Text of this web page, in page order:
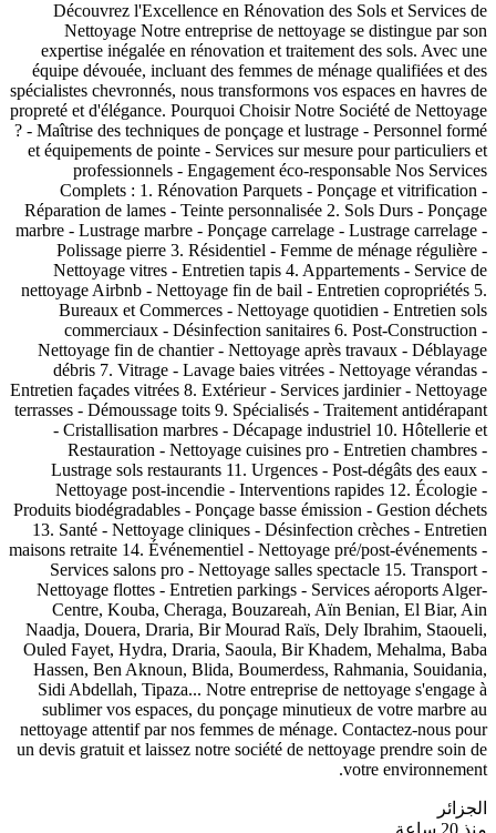
Découvrez l'Excellence en Rénovation des Sols et Services de
Nettoyage Notre entreprise de nettoyage se distingue par son
expertise inégalée en rénovation et traitement des sols. Avec une
équipe dévouée, incluant des femmes de ménage qualifiées et des
spécialistes chevronnés, nous transformons vos espaces en havres de
propreté et d'élégance. Pourquoi Choisir Notre Société de Nettoyage
? - Maîtrise des techniques de ponçage et lustrage - Personnel formé
et équipements de pointe - Services sur mesure pour particuliers et
professionnels - Engagement éco-responsable Nos Services
Complets : 1. Rénovation Parquets - Ponçage et vitrification -
Réparation de lames - Teinte personnalisée 2. Sols Durs - Ponçage
marbre - Lustrage marbre - Ponçage carrelage - Lustrage carrelage -
Polissage pierre 3. Résidentiel - Femme de ménage régulière -
Nettoyage vitres - Entretien tapis 4. Appartements - Service de
nettoyage Airbnb - Nettoyage fin de bail - Entretien copropriétés 5.
Bureaux et Commerces - Nettoyage quotidien - Entretien sols
commerciaux - Désinfection sanitaires 6. Post-Construction -
Nettoyage fin de chantier - Nettoyage après travaux - Déblayage
débris 7. Vitrage - Lavage baies vitrées - Nettoyage vérandas -
Entretien façades vitrées 8. Extérieur - Services jardinier - Nettoyage
terrasses - Démoussage toits 9. Spécialisés - Traitement antidérapant
- Cristallisation marbres - Décapage industriel 10. Hôtellerie et
Restauration - Nettoyage cuisines pro - Entretien chambres -
Lustrage sols restaurants 11. Urgences - Post-dégâts des eaux -
Nettoyage post-incendie - Interventions rapides 12. Écologie -
Produits biodégradables - Ponçage basse émission - Gestion déchets
13. Santé - Nettoyage cliniques - Désinfection crèches - Entretien
maisons retraite 14. Événementiel - Nettoyage pré/post-événements -
Services salons pro - Nettoyage salles spectacle 15. Transport -
Nettoyage flottes - Entretien parkings - Services aéroports Alger-
Centre, Kouba, Cheraga, Bouzareah, Aïn Benian, El Biar, Ain
Naadja, Douera, Draria, Bir Mourad Raïs, Dely Ibrahim, Staoueli,
Ouled Fayet, Hydra, Draria, Saoula, Bir Khadem, Mehalma, Baba
Hassen, Ben Aknoun, Blida, Boumerdess, Rahmania, Souidania,
Sidi Abdellah, Tipaza... Notre entreprise de nettoyage s'engage à
sublimer vos espaces, du ponçage minutieux de votre marbre au
nettoyage attentif par nos femmes de ménage. Contactez-nous pour
un devis gratuit et laissez notre société de nettoyage prendre soin de
votre environnement.
الجزائر